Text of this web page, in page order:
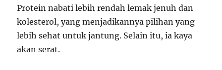
Protein nabati lebih rendah lemak jenuh dan
kolesterol, yang menjadikannya pilihan yang
lebih sehat untuk jantung. Selain itu, ia kaya
akan serat.